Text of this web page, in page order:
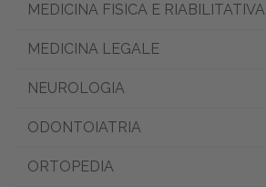
MEDICINA FISICA E RIABILITATIVA
MEDICINA LEGALE
NEUROLOGIA
ODONTOIATRIA
ORTOPEDIA